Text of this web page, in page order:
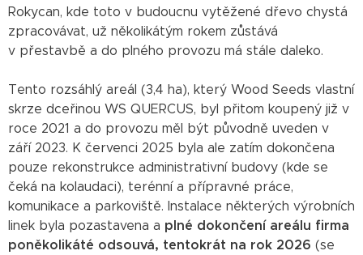
Rokycan, kde toto v budoucnu vytěžené dřevo chystá
zpracovávat, už několikátým rokem zůstává
v přestavbě a do plného provozu má stále daleko.
Tento rozsáhlý areál (3,4 ha), který Wood Seeds vlastní
skrze dceřinou WS QUERCUS, byl přitom koupený již v
roce 2021 a do provozu měl být původně uveden v
září 2023. K červenci 2025 byla ale zatím dokončena
pouze rekonstrukce administrativní budovy (kde se
čeká na kolaudaci), terénní a přípravné práce,
komunikace a parkoviště. Instalace některých výrobních
linek byla pozastavena a plné dokončení areálu firma
poněkolikáté odsouvá, tentokrát na rok 2026 (se